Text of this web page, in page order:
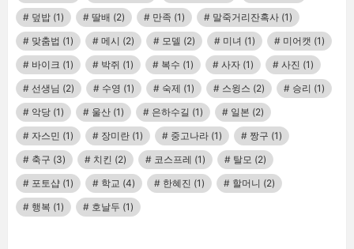
덮밥 (1) 딸배 (2) 만족 (1) 말죽거리잔혹사 (1)
맞춤법 (1) 메시 (2) 모델 (2) 미녀 (1) 미어캣 (1)
바이크 (1) 박쥐 (1) 복수 (1) 사자 (1) 사진 (1)
선생님 (2) 수영 (1) 숙제 (1) 스윙스 (2) 승리 (1)
악당 (1) 울산 (1) 은하수길 (1) 일본 (2)
자스민 (1) 장미란 (1) 중고나라 (1) 짱구 (1)
축구 (3) 치킨 (2) 코스프레 (1) 탈모 (2)
포토샵 (1) 학교 (4) 한혜진 (1) 할머니 (2)
행복 (1) 호날두 (1)